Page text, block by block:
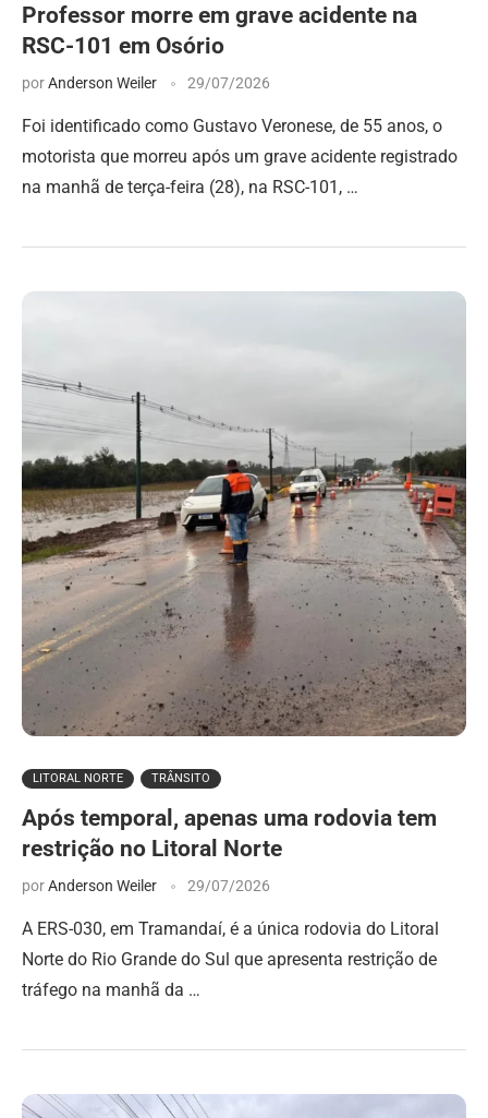
Professor morre em grave acidente na
RSC-101 em Osório
porAnderson Weiler 29/07/2026
Foi identificado como Gustavo Veronese, de 55 anos, o
motorista que morreu após um grave acidente registrado
na manhã de terça-feira (28), na RSC-101, …
LITORAL NORTE TRÂNSITO
Após temporal, apenas uma rodovia tem
restrição no Litoral Norte
porAnderson Weiler 29/07/2026
A ERS-030, em Tramandaí, é a única rodovia do Litoral
Norte do Rio Grande do Sul que apresenta restrição de
tráfego na manhã da …